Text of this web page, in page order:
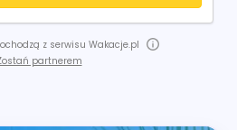
z serwisu Wakacje.pl
partnerem